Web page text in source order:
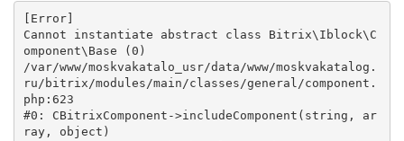
[Error]
Cannot instantiate abstract class Bitrix\Iblock\C
omponent\Base (0)
/var/www/moskvakatalo_usr/data/www/moskvakatalog.
ru/bitrix/modules/main/classes/general/component.
php:623
#0: CBitrixComponent->includeComponent(string, ar
ray, object)